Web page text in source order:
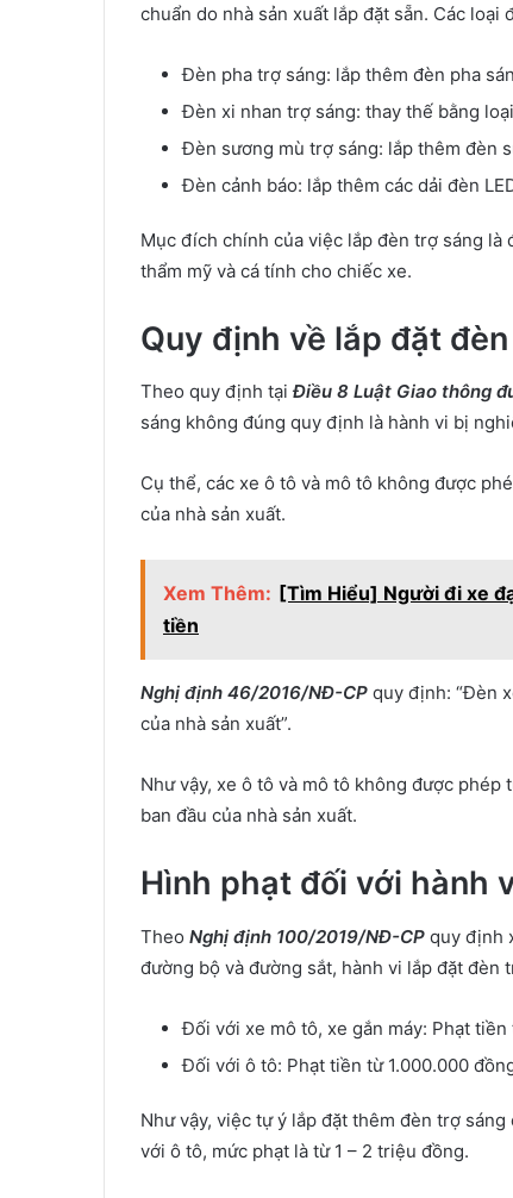
chuẩn do nhà sản xuất lắp đặt sẵn. Các loại
Đèn pha trợ sáng: lắp thêm đèn pha
Đèn xi nhan trợ sáng: thay thế bằng
Đèn sương mù trợ sáng: lắp thêm đèn
Đèn cảnh báo: lắp thêm các dải đèn
Mục đích chính của việc lắp đèn trợ sáng là
thẩm mỹ và cá tính cho chiếc xe.
Quy định về lắp đặt
Theo quy định tại Điều 8 Luật Giao thông
sáng không đúng quy định là hành vi bị
Cụ thể, các xe ô tô và mô tô không được
của nhà sản xuất.
Xem Thêm: [Tìm Hiểu] Người đi xe
tiền
Nghị định 46/2016/NĐ-CP quy định: “Đèn
của nhà sản xuất”.
Như vậy, xe ô tô và mô tô không được
ban đầu của nhà sản xuất.
Hình phạt đối với hành
Theo Nghị định 100/2019/NĐ-CP quy định
đường bộ và đường sắt, hành vi lắp đặt đèn
Đối với xe mô tô, xe gắn máy: Phạt
Đối với ô tô: Phạt tiền từ 1.000.000
Như vậy, việc tự ý lắp đặt thêm đèn trợ
với ô tô, mức phạt là từ 1 – 2 triệu đồng.